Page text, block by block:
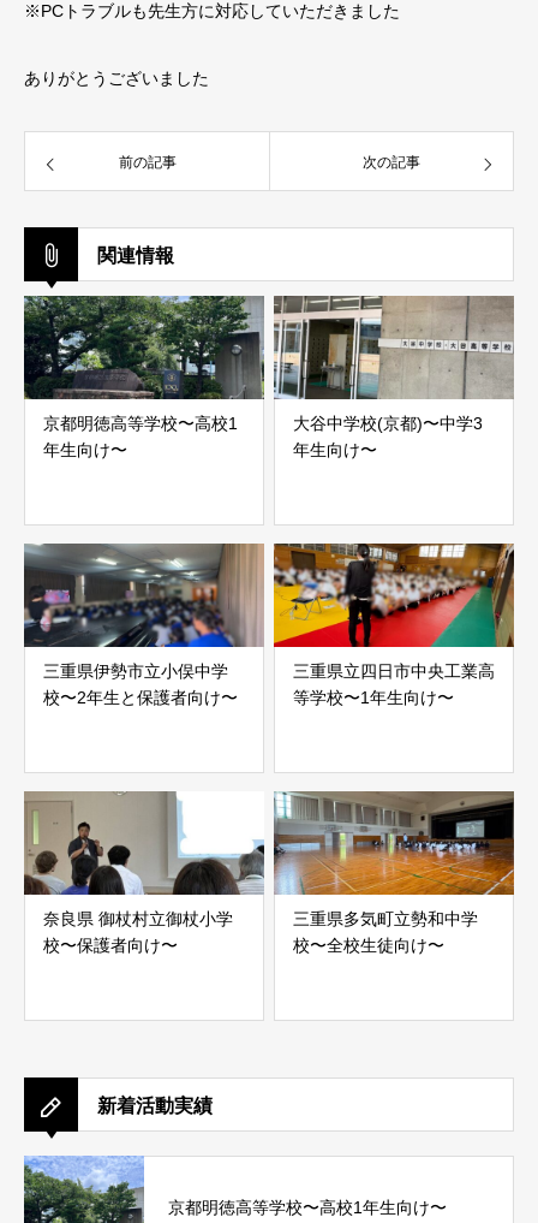
※PCトラブルも先生方に対応していただきました
ありがとうございました
前の記事 次の記事
関連情報
京都明徳高等学校〜高校1
年生向け〜
大谷中学校(京都)〜中学3
年生向け〜
三重県伊勢市立小俣中学
校〜2年生と保護者向け〜
三重県立四日市中央工業高
等学校〜1年生向け〜
奈良県 御杖村立御杖小学
校〜保護者向け〜
三重県多気町立勢和中学
校〜全校生徒向け〜
新着活動実績
京都明徳高等学校〜高校1年生向け〜